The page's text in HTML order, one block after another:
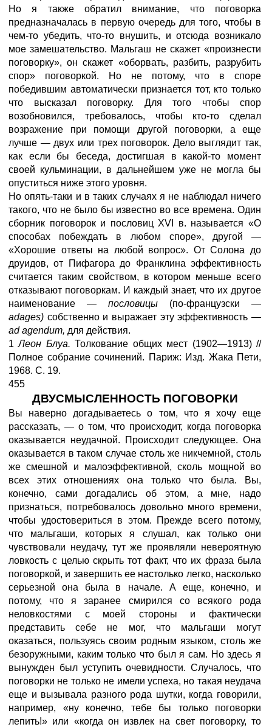
Но я также обратил внимание, что поговорка
предназначалась в первую очередь для того, чтобы в
чем-то убедить, что-то внушить, и отсюда возникало
мое замешательство. Мальгаш не скажет «произнести
поговорку», он скажет «оборвать, разбить, разрубить
спор» поговоркой. Но не потому, что в споре
победившим автоматически признается тот, кто только
что высказал поговорку. Для того чтобы спор
возобновился, требовалось, чтобы кто-то сделал
возражение при помощи другой поговорки, а еще
лучше — двух или трех поговорок. Дело выглядит так,
как если бы беседа, достигшая в какой-то момент
своей кульминации, в дальнейшем уже не могла бы
опуститься ниже этого уровня.
Но опять-таки и в таких случаях я не наблюдал ничего
такого, что не было бы известно во все времена. Один
сборник поговорок и пословиц XVI в. называется «О
способах побеждать в любом споре», другой —
«Хорошие ответы на любой вопрос». От Солона до
друидов, от Пифагора до Франклина эффективность
считается таким свойством, в котором меньше всего
отказывают поговоркам. И каждый знает, что их другое
наименование — пословицы (по-французски —
adages) собственно и выражает эту эффективность —
ad agendum, для действия.
1Леон Блуа.Толкование общих мест (1902—1913) //
Полное собрание сочинений. Париж: Изд. Жака Пети,
1968. С. 19.
455
ДВУСМЫСЛЕННОСТЬ ПОГОВОРКИ
Вы наверно догадываетесь о том, что я хочу еще
рассказать, — о том, что происходит, когда поговорка
оказывается неудачной. Происходит следующее. Она
оказывается в таком случае столь же никчемной, столь
же смешной и малоэффективной, сколь мощной во
всех этих отношениях она только что была. Вы,
конечно, сами догадались об этом, а мне, надо
признаться, потребовалось довольно много времени,
чтобы удостовериться в этом. Прежде всего потому,
что мальгаши, которых я слушал, как только они
чувствовали неудачу, тут же проявляли невероятную
ловкость с целью скрыть тот факт, что их фраза была
поговоркой, и завершить ее настолько легко, насколько
серьезной она была в начале. А еще, конечно, и
потому, что я заранее смирился со всякого рода
неловкостями с моей стороны и фактически
представить себе не мог, что мальгаши могут
оказаться, пользуясь своим родным языком, столь же
безоружными, каким только что был я сам. Но здесь я
вынужден был уступить очевидности. Случалось, что
поговорки не только не имели успеха, но такая неудача
еще и вызывала разного рода шутки, когда говорили,
например, «ну конечно, тебе бы только поговорки
лепить!» или «когда он извлек на свет поговорку, то